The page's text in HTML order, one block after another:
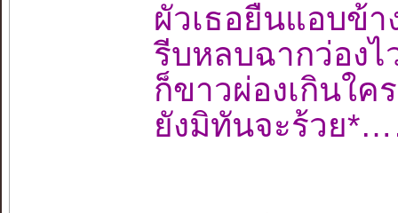
ผัวเธอยืนแอบ
รีบหลบฉากว่อ
ก็ขาวผ่องเกิน
ยังมิทันจะร้วย